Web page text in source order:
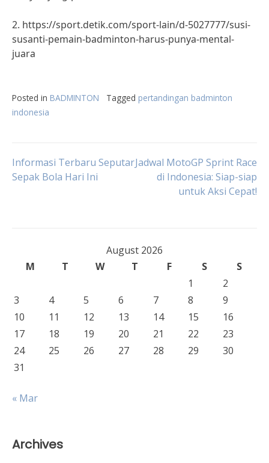
2. https://sport.detik.com/sport-lain/d-5027777/susi-
susanti-pemain-badminton-harus-punya-mental-
juara
Posted in BADMINTON Tagged pertandingan badminton
indonesia
Post
Informasi Terbaru Seputar
Sepak Bola Hari Ini
Jadwal MotoGP Sprint Race
di Indonesia: Siap-siap
untuk Aksi Cepat!
August 2026
M
T W T F S
S
1
2
3
4 5 6 7 8
9
10
11 12 13 14 15
16
17
18 19 20 21 22
23
24
25 26 27 28 29
30
31
« Mar
Archives